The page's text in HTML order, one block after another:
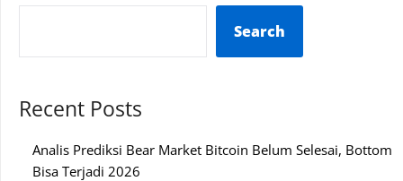
Search
Recent Posts
Analis Prediksi Bear Market Bitcoin Belum Selesai, Bottom
Bisa Terjadi 2026